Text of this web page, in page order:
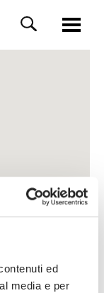
ed
media e per